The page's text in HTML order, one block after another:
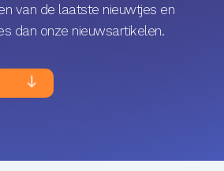
van de laatste nieuwtjes en
dan onze nieuwsartikelen.